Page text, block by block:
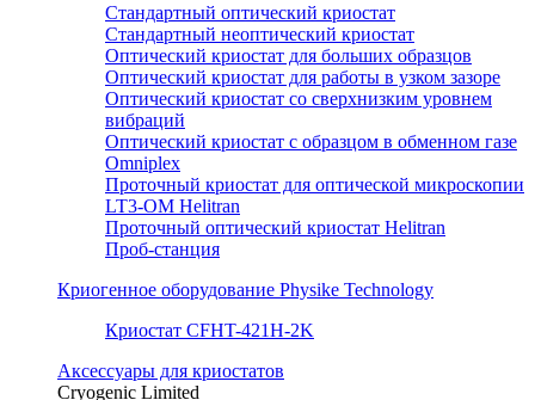
Стандартный оптический криостат
Стандартный неоптический криостат
Оптический криостат для больших образцов
Оптический криостат для работы в узком зазоре
Оптический криостат со сверхнизким уровнем
вибраций
Оптический криостат с образцом в обменном газе
Omniplex
Проточный криостат для оптической микроскопии
LT3-OM Helitran
Проточный оптический криостат Helitran
Проб-станция
Криогенное оборудование Physike Technology
Криостат CFHT-421H-2K
Аксессуары для криостатов
Cryogenic Limited